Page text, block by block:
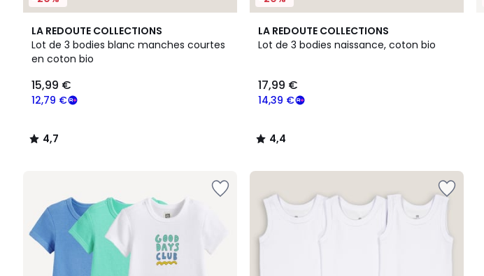
LA REDOUTE COLLECTIONS
Lot de 3 bodies blanc manches courtes
en coton bio
€
souscrivez
programme
place
12,79
€.
12,79 €
15,99 €
4,7
/ 5
4,7
/
LA REDOUTE COLLECTIONS
Lot de 3 bodies naissance, coton bio
14,39 €
17,99 €
4,4
/ 5
4,4
/